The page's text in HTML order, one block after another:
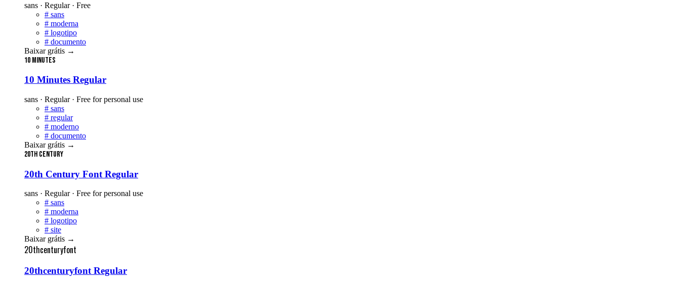
sans · Regular · Free
# sans
# moderna
# logotipo
# documento
Baixar grátis →
10 Minutes
10 Minutes Regular
sans · Regular · Free for personal use
# sans
# regular
# moderno
# documento
Baixar grátis →
20th Century
20th Century Font Regular
sans · Regular · Free for personal use
# sans
# moderna
# logotipo
# site
Baixar grátis →
20thcenturyfont
20thcenturyfont Regular